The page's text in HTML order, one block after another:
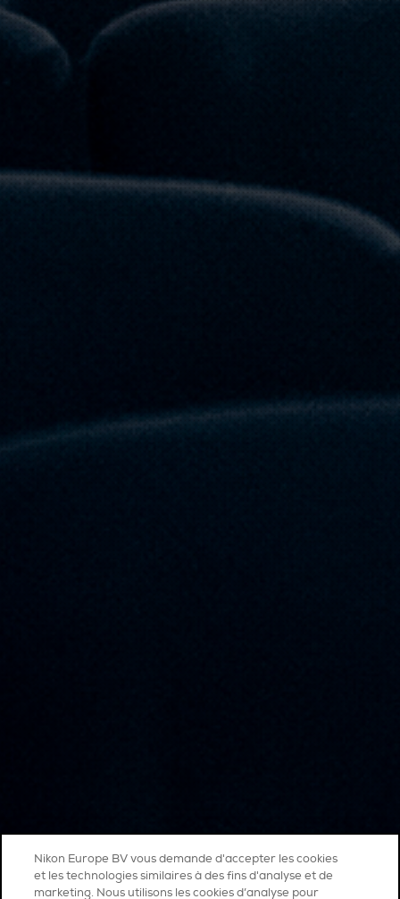
Nikon Europe BV vous demande d'accepter les cookies
et les technologies similaires à des fins d'analyse et de
marketing. Nous utilisons les cookies d’analyse pour